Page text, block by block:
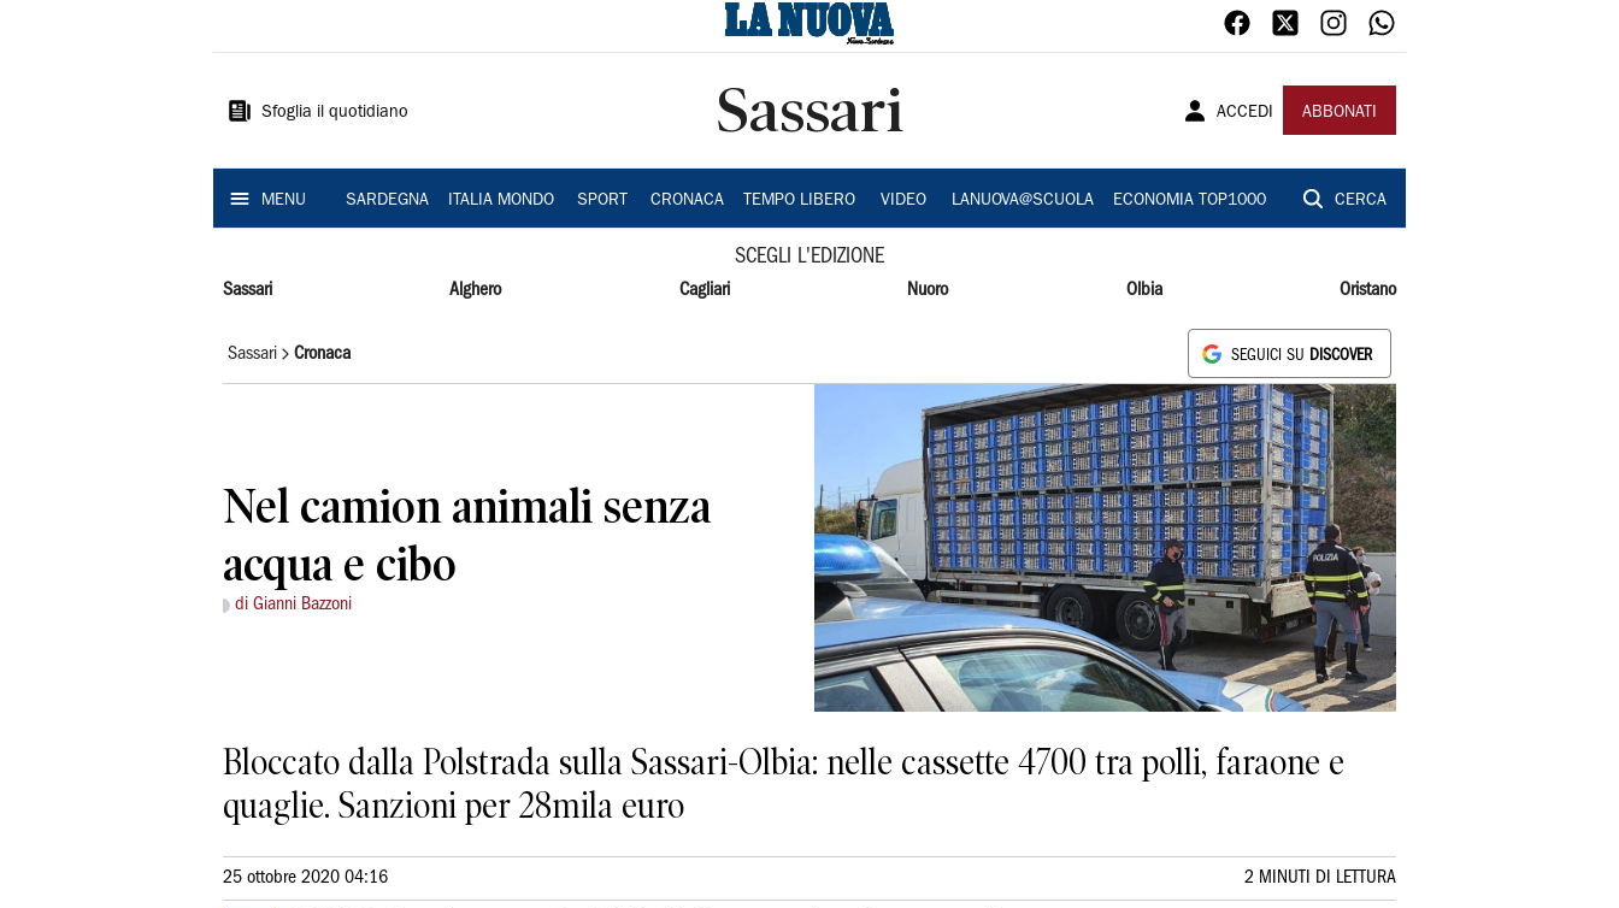
Sardegna
Sfoglia il quotidiano Sassari ACCEDI ABBONATI
MENU SARDEGNA ITALIA MONDO SPORT CRONACA TEMPO LIBERO VIDEO LANUOVA@SCUOLA ECONOMIA TOP1000 CERCA
SCEGLI L'EDIZIONE
Sassari Alghero Cagliari Nuoro Olbia Oristano
Sassari Cronaca SEGUICI SU DISCOVER
Nel camion animali senza
acqua e cibo
di Gianni Bazzoni
Bloccato dalla Polstrada sulla Sassari-Olbia: nelle cassette 4700 tra polli, faraone e
quaglie. Sanzioni per 28mila euro
25 ottobre 2020 04:16 2 MINUTI DI LETTURA